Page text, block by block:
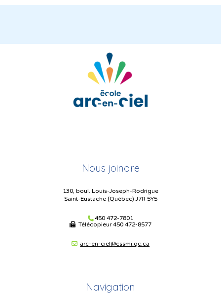
Nous joindre
130, boul. Louis-Joseph-Rodrigue
Saint-Eustache (Québec) J7R 5Y5
450 472-7801
Télécopieur450 472-8577
arc-en-ciel@cssmi.qc.ca
Navigation